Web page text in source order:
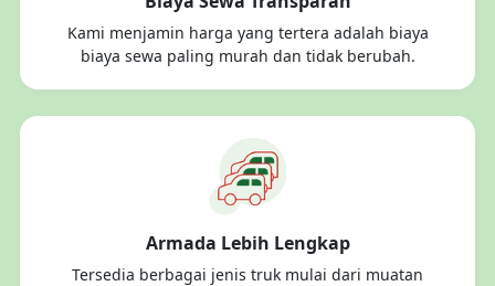
Kami menjamin harga yang tertera adalah biaya
biaya sewa paling murah dan tidak berubah.
Armada Lebih Lengkap
Tersedia berbagai jenis truk mulai dari muatan